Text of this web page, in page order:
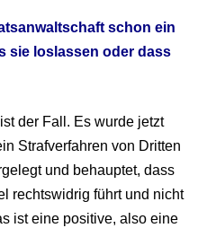
schon ein
sie loslassen oder dass
der Fall. Es wurde jetzt
Strafverfahren von Dritten
und behauptet, dass
rechtswidrig führt und nicht
ist eine positive, also eine